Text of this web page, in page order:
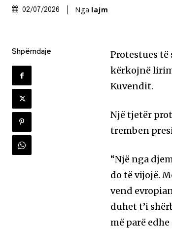
02/07/2026 Nga lajm
Shpërndaje
Protestues
kërkojnë
Kuvendit.
Një tjetër
tremben
“Një nga
do të vijojë.
vend
duhet t’i
më parë